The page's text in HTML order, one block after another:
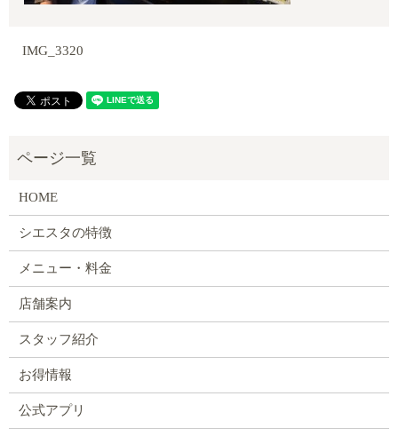
IMG_3320
HOME
シエスタの特徴
メニュー・料金
店舗案内
スタッフ紹介
お得情報
公式アプリ